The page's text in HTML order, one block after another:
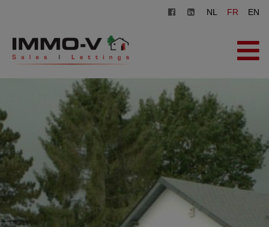
NL FR EN
ACCUEIL
À VENDRE
À LOUER
AGENCE
INSCRIPTION
CONTACT